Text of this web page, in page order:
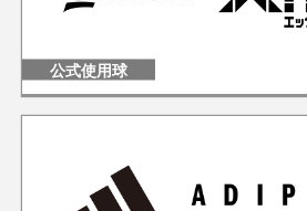
公式使用球